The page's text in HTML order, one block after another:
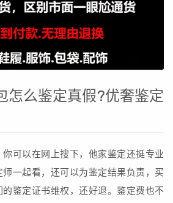
怎么鉴定真假?优奢鉴定
可以在网上搜下，他家鉴定还挺专业
一起看，还可以为鉴定结果负责，买
鉴定证书维权，还好退。鉴定费也不